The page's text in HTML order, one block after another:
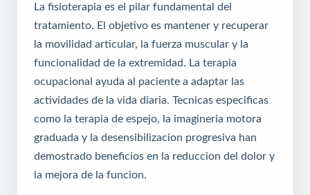
La fisioterapia es el pilar fundamental del
tratamiento. El objetivo es mantener y recuperar
la movilidad articular, la fuerza muscular y la
funcionalidad de la extremidad. La terapia
ocupacional ayuda al paciente a adaptar las
actividades de la vida diaria. Tecnicas especificas
como la terapia de espejo, la imagineria motora
graduada y la desensibilizacion progresiva han
demostrado beneficios en la reduccion del dolor y
la mejora de la funcion.